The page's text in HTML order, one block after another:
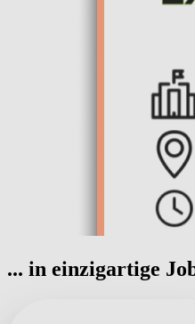
... in einzigartige